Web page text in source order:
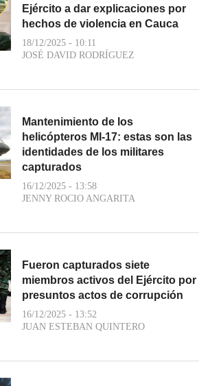
Ejército a dar explicaciones por
hechos de violencia en Cauca
18/12/2025 - 10:11
JOSÉ DAVID RODRÍGUEZ
Mantenimiento de los
helicópteros MI-17: estas son las
identidades de los militares
capturados
16/12/2025 - 13:58
JENNY ROCIO ANGARITA
Fueron capturados siete
miembros activos del Ejército por
presuntos actos de corrupción
16/12/2025 - 13:52
JUAN ESTEBAN QUINTERO